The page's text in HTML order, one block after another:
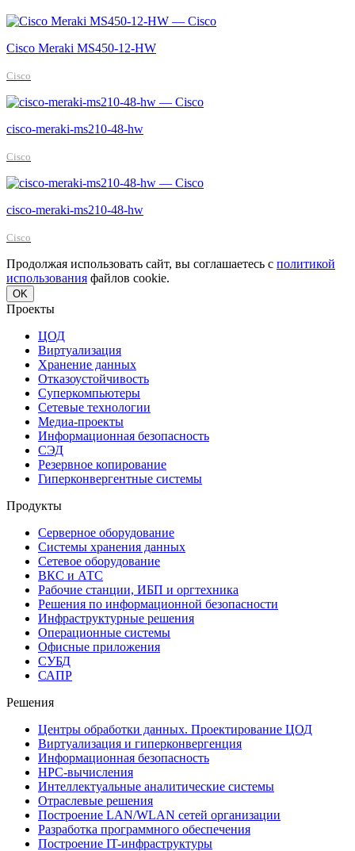
Cisco Meraki MS450-12-HW
Cisco
cisco-meraki-ms210-48-hw
Cisco
cisco-meraki-ms210-48-hw
Cisco
Продолжая использовать сайт, вы соглашаетесь с политикой
использования файлов cookie.
OK
Проекты
ЦОД
Виртуализация
Хранение данных
Отказоустойчивость
Суперкомпьютеры
Сетевые технологии
Медиа-проекты
Информационная безопасность
СЭД
Резервное копирование
Гиперконвергентные системы
Продукты
Серверное оборудование
Системы хранения данных
Сетевое оборудование
ВКС и АТС
Рабочие станции, ИБП и оргтехника
Решения по информационной безопасности
Инфраструктурные решения
Операционные системы
Офисные приложения
СУБД
САПР
Решения
Центры обработки данных. Проектирование ЦОД
Виртуализация и гиперконвергенция
Информационная безопасность
HPC-вычисления
Интеллектуальные аналитические системы
Отраслевые решения
Построение LAN/WLAN сетей организации
Разработка программного обеспечения
Построение IT-инфраструктуры